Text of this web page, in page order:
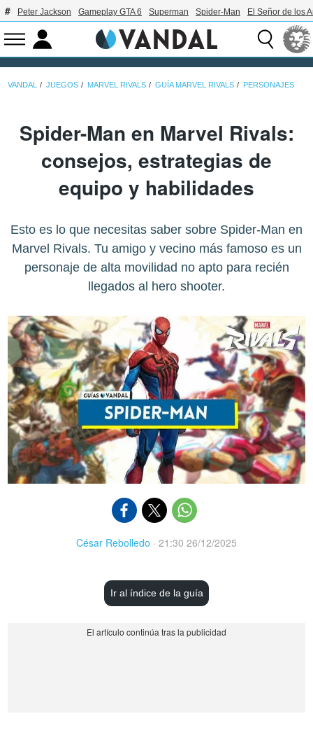
Peter Jackson Gameplay GTA 6 Superman Spider-Man El Señor de los
VANDAL JUEGOS MARVEL RIVALS GUÍA MARVEL RIVALS PERSONAJES
Spider-Man en Marvel Rivals:
consejos, estrategias de
equipo y habilidades
Esto es lo que necesitas saber sobre Spider-Man en
Marvel Rivals. Tu amigo y vecino más famoso es un
personaje de alta movilidad no apto para recién
llegados al hero shooter.
César Rebolledo · 21:30 26/12/2025
Ir al índice de la guía